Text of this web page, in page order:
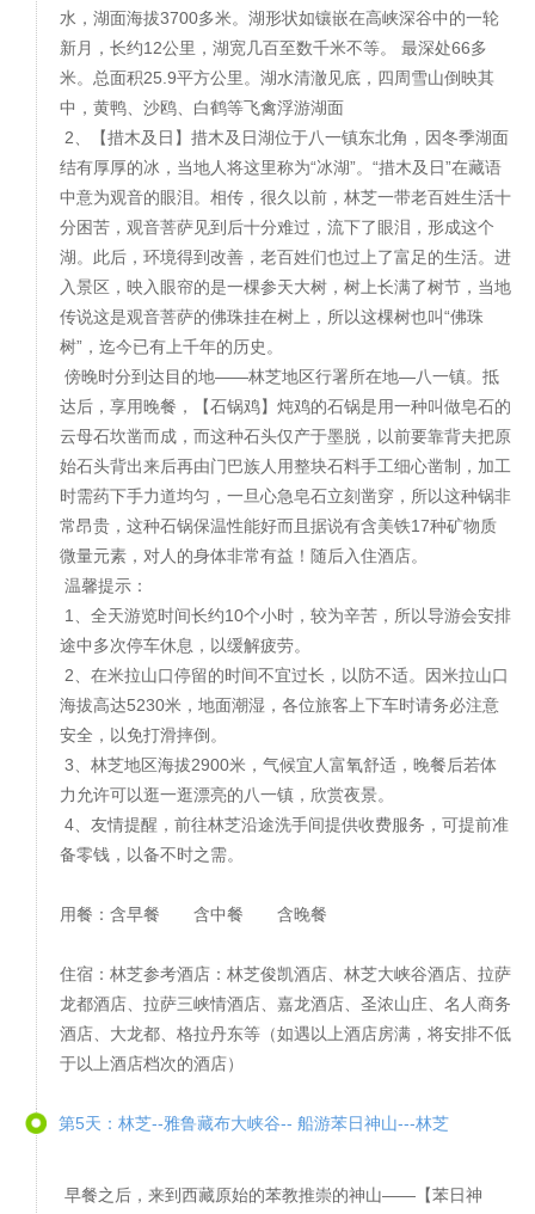
水，湖面海拔3700多米。湖形状如镶嵌在高峡深谷中的一轮
新月，长约12公里，湖宽几百至数千米不等。 最深处66多
米。总面积25.9平方公里。湖水清澈见底，四周雪山倒映其
中，黄鸭、沙鸥、白鹤等飞禽浮游湖面
2、【措木及日】措木及日湖位于八一镇东北角，因冬季湖面
结有厚厚的冰，当地人将这里称为“冰湖”。“措木及日”在藏语
中意为观音的眼泪。相传，很久以前，林芝一带老百姓生活十
分困苦，观音菩萨见到后十分难过，流下了眼泪，形成这个
湖。此后，环境得到改善，老百姓们也过上了富足的生活。进
入景区，映入眼帘的是一棵参天大树，树上长满了树节，当地
传说这是观音菩萨的佛珠挂在树上，所以这棵树也叫“佛珠
树”，迄今已有上千年的历史。
傍晚时分到达目的地——林芝地区行署所在地—八一镇。抵
达后，享用晚餐，【石锅鸡】炖鸡的石锅是用一种叫做皂石的
云母石坎凿而成，而这种石头仅产于墨脱，以前要靠背夫把原
始石头背出来后再由门巴族人用整块石料手工细心凿制，加工
时需药下手力道均匀，一旦心急皂石立刻凿穿，所以这种锅非
常昂贵，这种石锅保温性能好而且据说有含美铁17种矿物质
微量元素，对人的身体非常有益！随后入住酒店。
温馨提示：
1、全天游览时间长约10个小时，较为辛苦，所以导游会安排
途中多次停车休息，以缓解疲劳。
2、在米拉山口停留的时间不宜过长，以防不适。因米拉山口
海拔高达5230米，地面潮湿，各位旅客上下车时请务必注意
安全，以免打滑摔倒。
3、林芝地区海拔2900米，气候宜人富氧舒适，晚餐后若体
力允许可以逛一逛漂亮的八一镇，欣赏夜景。
4、友情提醒，前往林芝沿途洗手间提供收费服务，可提前准
备零钱，以备不时之需。
用餐：含早餐 含中餐 含晚餐
住宿：林芝参考酒店：林芝俊凯酒店、林芝大峡谷酒店、拉萨
龙都酒店、拉萨三峡情酒店、嘉龙酒店、圣浓山庄、名人商务
酒店、大龙都、格拉丹东等（如遇以上酒店房满，将安排不低
于以上酒店档次的酒店）
第5天：林芝--雅鲁藏布大峡谷-- 船游苯日神山---林芝
早餐之后，来到西藏原始的苯教推崇的神山——【苯日神